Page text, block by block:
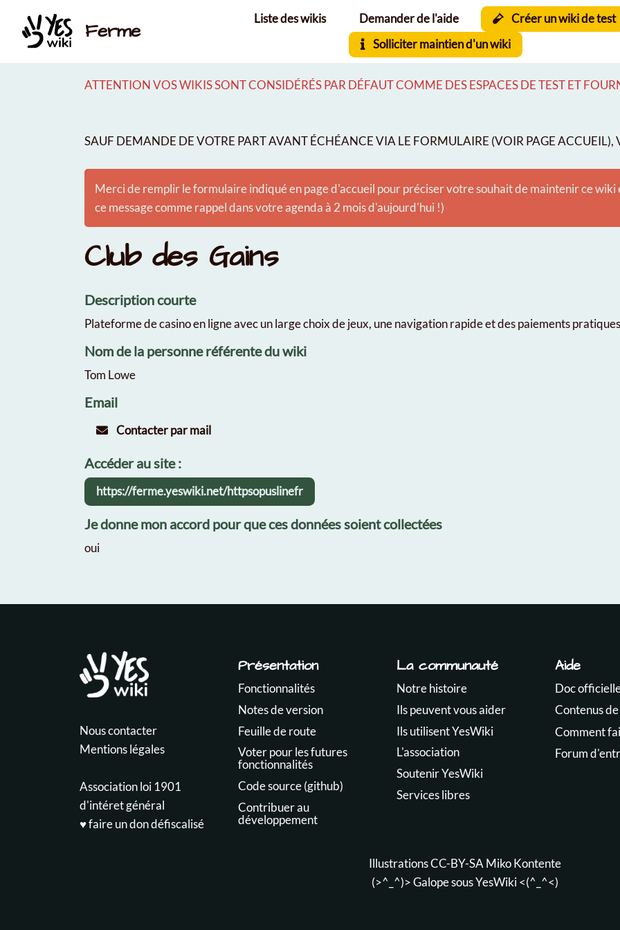
Aller au contenu principal
Ferme
Liste des wikis Demander de l'aide
Créer un wiki de test
Solliciter maintien d'un wiki
ATTENTION VOS WIKIS SONT CONSIDÉRÉS PAR DÉFAUT COMME DES ESPACES DE TEST ET
SAUF DEMANDE DE VOTRE PART AVANT ÉCHÉANCE VIA LE FORMULAIRE (VOIR PAGE ACCUEIL),
Merci de remplir le formulaire indiqué en page d'accueil pour préciser votre souhait de maintenir ce wiki
ce message comme rappel dans votre agenda à 2 mois d'aujourd'hui !)
Club des Gains
Description courte
Plateforme de casino en ligne avec un large choix de jeux, une navigation rapide et des paiements pratiques
Nom de la personne référente du wiki
Tom Lowe
Email
Contacter par mail
Accéder au site :
https://ferme.yeswiki.net/httpsopuslinefr
Je donne mon accord pour que ces données soient collectées
oui
Nous contacter
Mentions légales
Association loi 1901
d'intéret général
♥️ faire un don défiscalisé
Présentation
Fonctionnalités
Notes de version
Feuille de route
Voter pour les futures
fonctionnalités
Code source (github)
Contribuer au
développement
La communauté
Notre histoire
Ils peuvent vous aider
Ils utilisent YesWiki
L'association
Soutenir YesWiki
Services libres
Aide
Doc
Contenus
Comment
Forum
Illustrations CC-BY-SA Miko Kontente
(>^_^)> Galope sousYesWiki<(^_^<)